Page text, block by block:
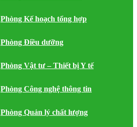
Phòng Kế hoạch tổng hợp
Phòng Điều dưỡng
Phòng Vật tư – Thiết bị Y tế
Phòng Công nghệ thông tin
Phòng Quản lý chất lượng